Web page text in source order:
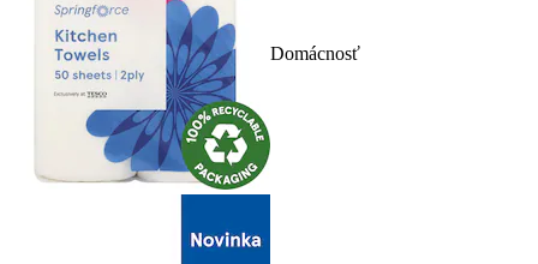
Domácnosť